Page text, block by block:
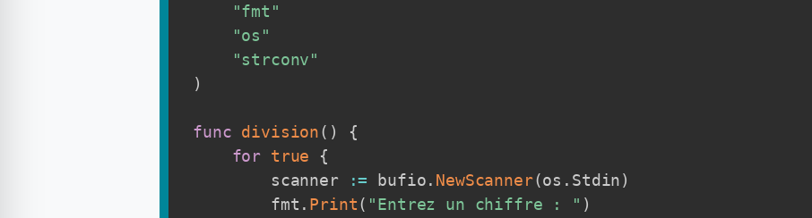
"fmt"
"os"
"strconv"
)
func division( )
{
for true
{
        scanner
:= bufio. NewScanner(os . Stdin)
        fmt
. Print( "Entrez un chiffre : " )